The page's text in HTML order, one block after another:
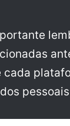
cada